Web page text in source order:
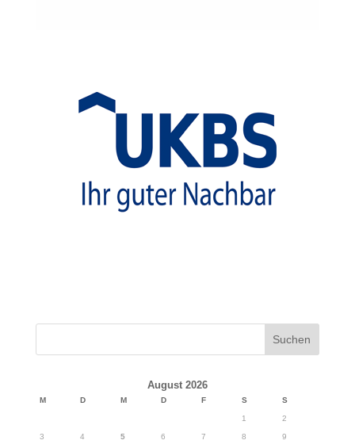
August 2026
M D M D F S S
1 2
3 4 5 6 7 8 9